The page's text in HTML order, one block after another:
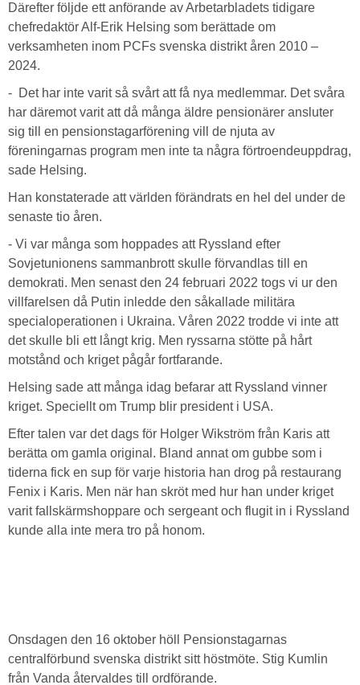
Därefter följde ett anförande av Arbetarbladets tidigare
chefredaktör Alf-Erik Helsing som berättade om
verksamheten inom PCFs svenska distrikt åren 2010 –
2024.
- Det har inte varit så svårt att få nya medlemmar. Det svåra
har däremot varit att då många äldre pensionärer ansluter
sig till en pensionstagarförening vill de njuta av
föreningarnas program men inte ta några förtroendeuppdrag,
sade Helsing.
Han konstaterade att världen förändrats en hel del under de
senaste tio åren.
- Vi var många som hoppades att Ryssland efter
Sovjetunionens sammanbrott skulle förvandlas till en
demokrati. Men senast den 24 februari 2022 togs vi ur den
villfarelsen då Putin inledde den såkallade militära
specialoperationen i Ukraina. Våren 2022 trodde vi inte att
det skulle bli ett långt krig. Men ryssarna stötte på hårt
motstånd och kriget pågår fortfarande.
Helsing sade att många idag befarar att Ryssland vinner
kriget. Speciellt om Trump blir president i USA.
Efter talen var det dags för Holger Wikström från Karis att
berätta om gamla original. Bland annat om gubbe som i
tiderna fick en sup för varje historia han drog på restaurang
Fenix i Karis. Men när han skröt med hur han under kriget
varit fallskärmshoppare och sergeant och flugit in i Ryssland
kunde alla inte mera tro på honom.
Onsdagen den 16 oktober höll Pensionstagarnas
centralförbund svenska distrikt sitt höstmöte. Stig Kumlin
från Vanda återvaldes till ordförande.